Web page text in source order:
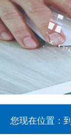
您现在位置：